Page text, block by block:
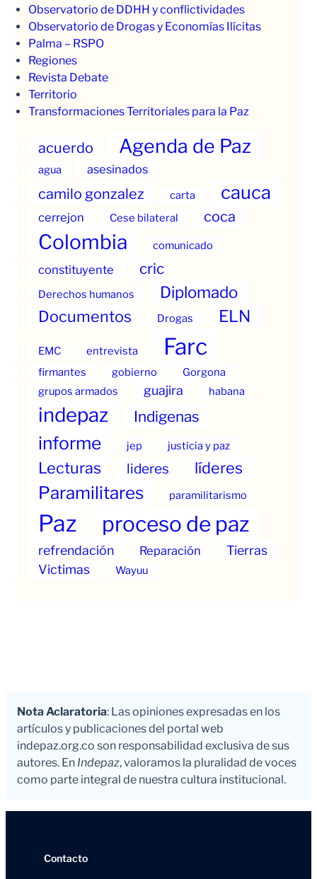
Observatorio de DDHH y conflictividades
Observatorio de Drogas y Economías Ilícitas
Palma – RSPO
Regiones
Revista Debate
Territorio
Transformaciones Territoriales para la Paz
acuerdo Agenda de Paz
agua asesinados
camilo gonzalez carta cauca
cerrejon Cese bilateral coca
Colombia comunicado
constituyente cric
Derechos humanos Diplomado
Documentos Drogas ELN
EMC entrevista Farc
firmantes gobierno
Gorgona
grupos armados
guajira habana
indepaz Indigenas
informe jep justicia y paz
Lecturas lideres líderes
Paramilitares paramilitarismo
Paz proceso de paz
refrendación Reparación
Tierras
Victimas
Wayuu
Nota Aclaratoria: Las opiniones expresadas en los
artículos y publicaciones del portal web
indepaz.org.co son responsabilidad exclusiva de sus
autores. En Indepaz, valoramos la pluralidad de voces
como parte integral de nuestra cultura institucional.
Contacto